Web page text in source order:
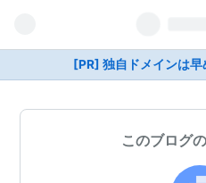
[PR] 独自ドメインは早
このブログ